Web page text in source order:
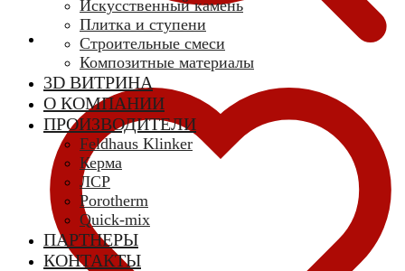
Искусственный камень
Плитка и ступени
Строительные смеси
Композитные материалы
3D ВИТРИНА
О КОМПАНИИ
ПРОИЗВОДИТЕЛИ
Feldhaus Klinker
Керма
ЛСР
Porotherm
Quick-mix
ПАРТНЕРЫ
КОНТАКТЫ